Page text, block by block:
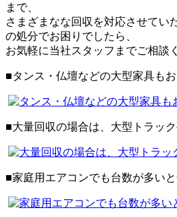
まで、
さまざまなな回収を対応させてい
の処分でお困りでしたら、
お気軽に当社スタッフまでご相談
■タンス・仏壇などの大型家具も
■大量回収の場合は、大型トラッ
■家庭用エアコンでも台数が多い